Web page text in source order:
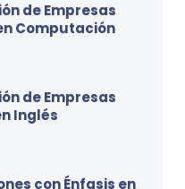
CRÉDITOS
0
0
0
de Empresas
Computación
de Empresas
Inglés
con Énfasis en